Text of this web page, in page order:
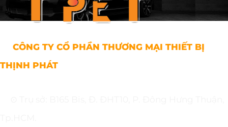
CÔNG TY CỔ PHẦN THƯƠNG MẠI THIẾT BỊ
THỊNH PHÁT